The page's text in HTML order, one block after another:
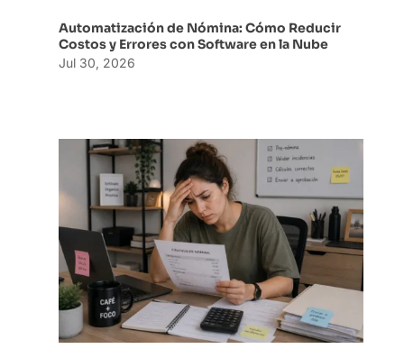
Automatización de Nómina: Cómo Reducir
Costos y Errores con Software en la Nube
Jul 30, 2026